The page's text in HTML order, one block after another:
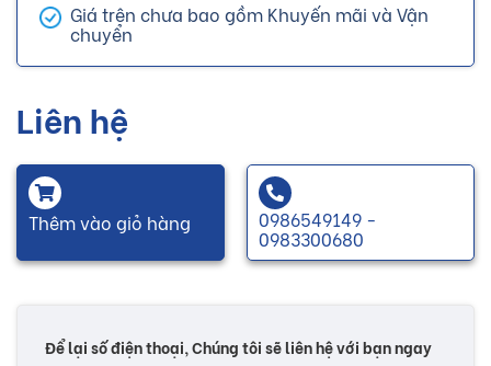
Giá trên chưa bao gồm Khuyến mãi và Vận
chuyển
Liên hệ
Thêm vào giỏ hàng 0986549149 -
0983300680
Để lại số điện thoại, Chúng tôi sẽ liên hệ với bạn ngay